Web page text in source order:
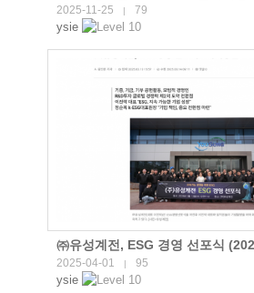
2025-11-25 | 79
ysie
2025-04-01 | 95
ysie